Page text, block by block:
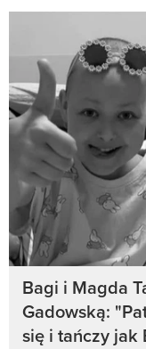
Bagi i Magda
Gadowską:
się i tańczy jak